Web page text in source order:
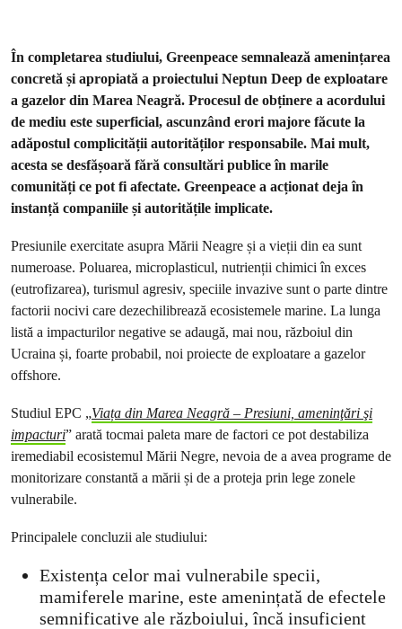
În completarea studiului, Greenpeace semnalează amenințarea
concretă și apropiată a proiectului Neptun Deep de exploatare
a gazelor din Marea Neagră. Procesul de obținere a acordului
de mediu este superficial, ascunzând erori majore făcute la
adăpostul complicității autorităților responsabile. Mai mult,
acesta se desfășoară fără consultări publice în marile
comunități ce pot fi afectate. Greenpeace a acționat deja în
instanță companiile și autoritățile implicate.
Presiunile exercitate asupra Mării Neagre și a vieții din ea sunt
numeroase. Poluarea, microplasticul, nutrienții chimici în exces
(eutrofizarea), turismul agresiv, speciile invazive sunt o parte dintre
factorii nocivi care dezechilibrează ecosistemele marine. La lunga
listă a impacturilor negative se adaugă, mai nou, războiul din
Ucraina și, foarte probabil, noi proiecte de exploatare a gazelor
offshore.
Studiul EPC „Viața din Marea Neagră – Presiuni, ameninţări şi
impacturi” arată tocmai paleta mare de factori ce pot destabiliza
iremediabil ecosistemul Mării Negre, nevoia de a avea programe de
monitorizare constantă a mării și de a proteja prin lege zonele
vulnerabile.
Principalele concluzii ale studiului:
Existența celor mai vulnerabile specii,
mamiferele marine, este amenințată de efectele
semnificative ale războiului, încă insuficient